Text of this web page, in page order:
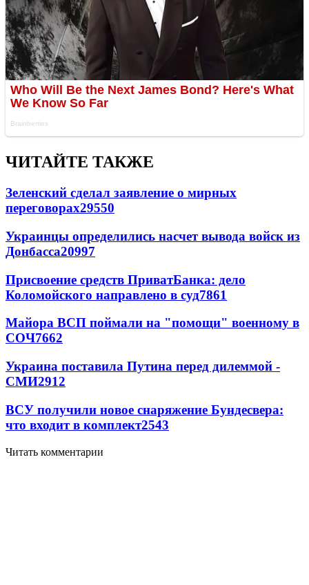
ЧИТАЙТЕ ТАКЖЕ
Зеленский сделал заявление о мирных
переговорах29550
Украинцы определились насчет вывода войск из
Донбасса20997
Присвоение средств ПриватБанка: дело
Коломойского направлено в суд7861
Майора ВСП поймали на "помощи" военному в
СОЧ7662
Украина поставила Путина перед дилеммой -
СМИ2912
ВСУ получили новое снаряжение Бундесвера:
что входит в комплект2543
Читать комментарии